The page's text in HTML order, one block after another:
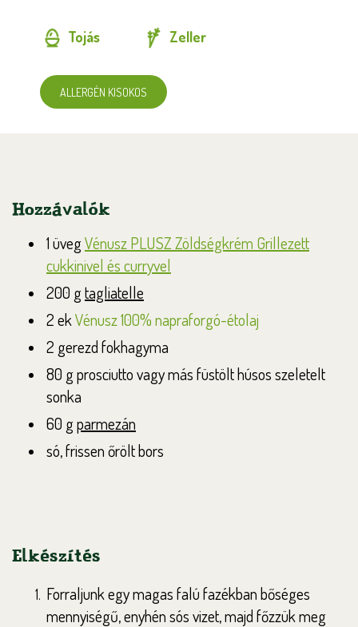
Tojás Zeller
ALLERGÉN KISOKOS
Hozzávalók
1 üvegVénusz PLUSZ Zöldségkrém Grillezett
cukkinivel és curryvel
200 gtagliatelle
2 ekVénusz 100% napraforgó-étolaj
2 gerezd fokhagyma
80 g prosciutto vagy más füstölt húsos szeletelt
sonka
60 gparmezán
só, frissen őrölt bors
Elkészítés
Forraljunk egy magas falú fazékban bőséges
mennyiségű, enyhén sós vizet, majd főzzük meg